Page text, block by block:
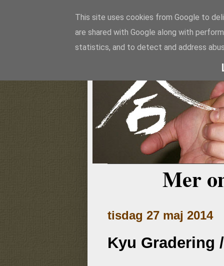
Aikido
Mer
tisdag 27 maj 2014
Kyu Gradering
This site uses cookies from Google to
are shared with Google along with
statistics, and to detect and address